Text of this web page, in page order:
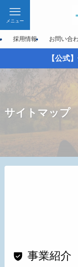
メニュー
採用情報 お問い合
【公式
サイトマップ
事業紹介